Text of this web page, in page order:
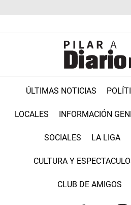
ÚLTIMAS NOTICIAS
LOCALES INFORMACIÓN
SOCIALES LA LIGA
CULTURA Y
CLUB DE AMIGOS